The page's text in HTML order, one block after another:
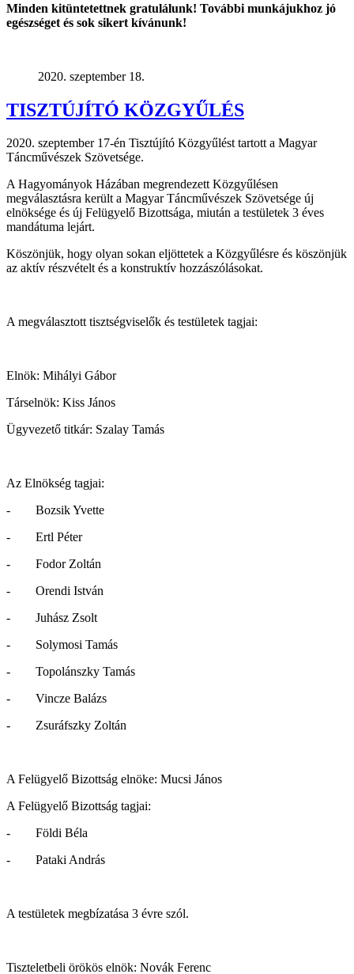
Minden kitüntetettnek gratulálunk! További munkájukhoz jó
egészséget és sok sikert kívánunk!
2020. szeptember 18.
TISZTÚJÍTÓ KÖZGYŰLÉS
2020. szeptember 17-én Tisztújító Közgyűlést tartott a Magyar
Táncművészek Szövetsége.
A Hagyományok Házában megrendezett Közgyűlésen
megválasztásra került a Magyar Táncművészek Szövetsége új
elnöksége és új Felügyelő Bizottsága, miután a testületek 3 éves
mandátuma lejárt.
Köszönjük, hogy olyan sokan eljöttetek a Közgyűlésre és köszönjük
az aktív részvételt és a konstruktív hozzászólásokat.
A megválasztott tisztségviselők és testületek tagjai:
Elnök: Mihályi Gábor
Társelnök: Kiss János
Ügyvezető titkár: Szalay Tamás
Az Elnökség tagjai:
- Bozsik Yvette
- Ertl Péter
- Fodor Zoltán
- Orendi István
- Juhász Zsolt
- Solymosi Tamás
- Topolánszky Tamás
- Vincze Balázs
- Zsuráfszky Zoltán
A Felügyelő Bizottság elnöke: Mucsi János
A Felügyelő Bizottság tagjai:
- Földi Béla
- Pataki András
A testületek megbízatása 3 évre szól.
Tiszteletbeli örökös elnök: Novák Ferenc